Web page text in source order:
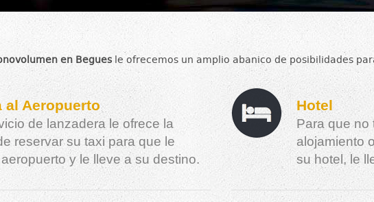
en Begues le ofrecemos un amplio abanico de posibilidades
al Aeropuerto
de lanzadera le ofrece la
reservar su taxi para que le
y le lleve a su destino.
Hotel
Para que no
alojamiento
su hotel, le